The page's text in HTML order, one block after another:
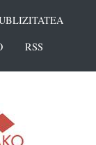
RSS